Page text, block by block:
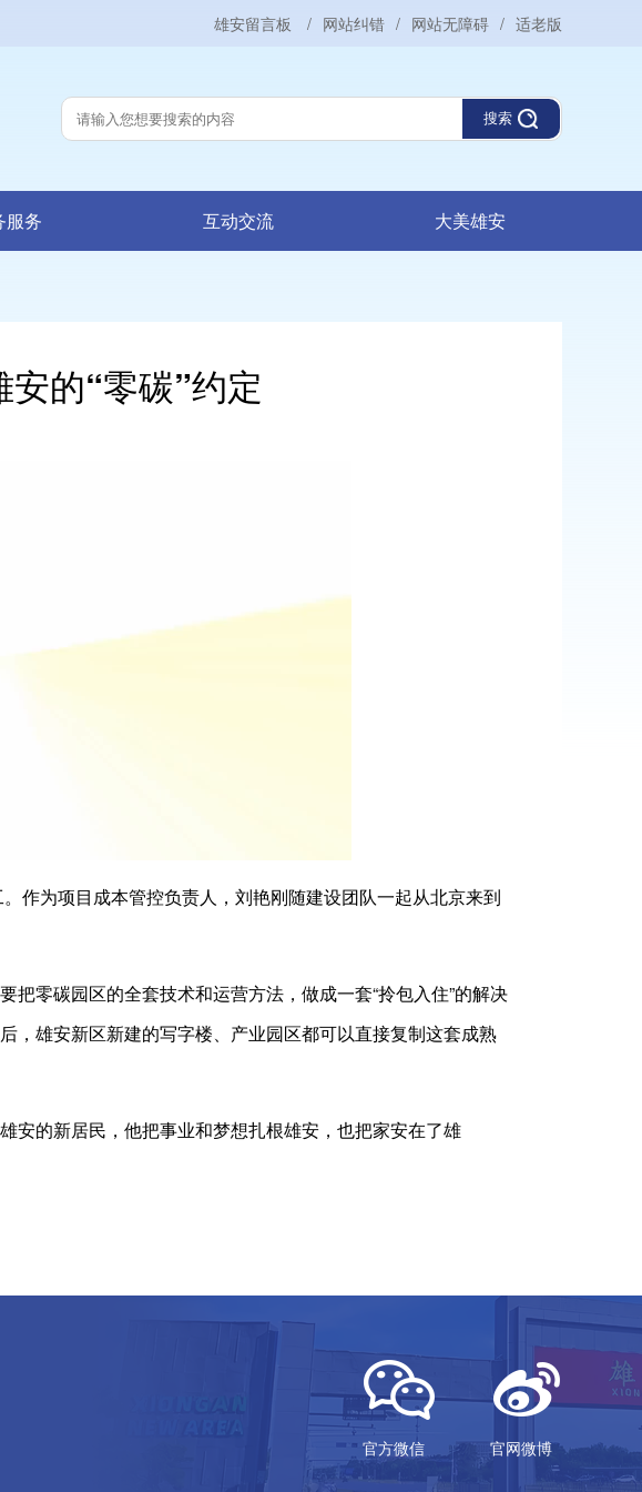
雄安留言板 / 网站纠错 / 网站无障碍 / 适老版
搜索
服务 互动交流 大美雄安
的“零碳”约定
作为项目成本管控负责人，刘艳刚随建设团队一起从北京来到
零碳园区的全套技术和运营方法，做成一套“拎包入住”的解决
，雄安新区新建的写字楼、产业园区都可以直接复制这套成熟
安的新居民，他把事业和梦想扎根雄安，也把家安在了雄
官方微信 官网微博